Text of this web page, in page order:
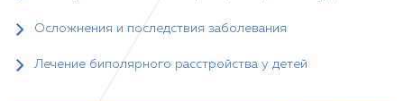
Осложнения и последствия заболевания
Лечение биполярного расстройства у детей